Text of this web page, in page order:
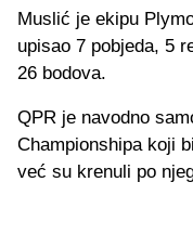
Muslić je ekipu
upisao 7 pobjeda, 5
26 bodova.
QPR je navodno
Championshipa koji
već su krenuli po